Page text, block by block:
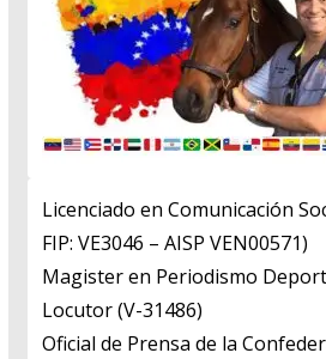
Licenciado en Comunicación
FIP: VE3046 – AISP VEN00571)
​Magister en Periodismo
​Locutor (V-31486)
​Oficial de Prensa de la